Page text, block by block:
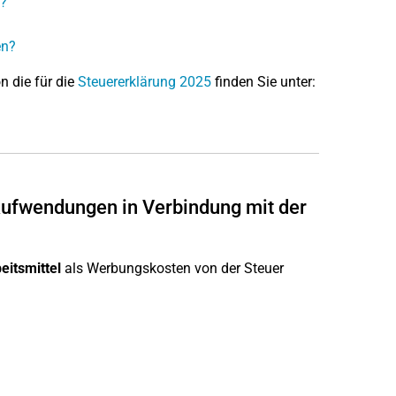
die für die Steuererklärung 2025finden Sie unter:
in Verbindung mit der
als Werbungskosten von der Steuer